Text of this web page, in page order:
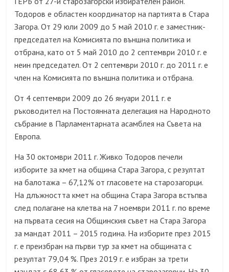
Тодоров е областен координатор на партията в Стара
Загора. От 29 юли 2009 до 5 май 2010 г. е заместник-
председател на Комисията по външна политика и
отбрана, като от 5 май 2010 до 2 септември 2010 г. е
неин председател. От 2 септември 2010 г. до 2011 г. е
член на Комисията по външна политика и отбрана.
От 4 септември 2009 до 26 януари 2011 г. е
ръководител на Постоянната делегация на Народното
събрание в Парламентарната асамблея на Съвета на
Европа.
На 30 октомври 2011 г. Живко Тодоров печели
изборите за кмет на община Стара Загора, с резултат
на балотажа – 67,12% от гласовете на старозагорци.
На длъжността кмет на община Стара Загора встъпва
след полагане на клетва на 7 ноември 2011 г. по време
на първата сесия на Общинския съвет на Стара Загора
за мандат 2011 – 2015 година. На изборите през 2015
г. е преизбран на първи тур за кмет на общината с
резултат 79,04 %. През 2019 г. е избран за трети